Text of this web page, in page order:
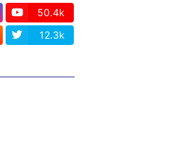
50.4k
12.3k